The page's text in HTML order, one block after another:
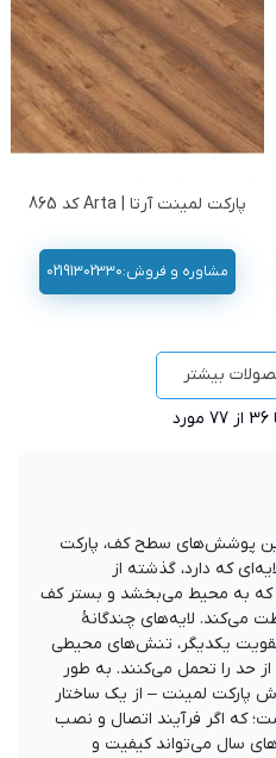
پارکت لمینت آرتا | Arta کد 865
مشاوره و فروش:02191302330
بیشتر
مورد
پوشش‌های سطح کف، پارکت
که دارد، گذشته از
که به محیط می‌بخشد و بستر کف
می‌کند. لایه‌های چندگانۀ
یکدیگر، تنش‌های محیطی
حد را تحمل می‌کنند. به طور
پارکت لمینت – از یک ساختار
که اگر فرآیند اتصال و نصب
سال می‌تواند کیفیت و